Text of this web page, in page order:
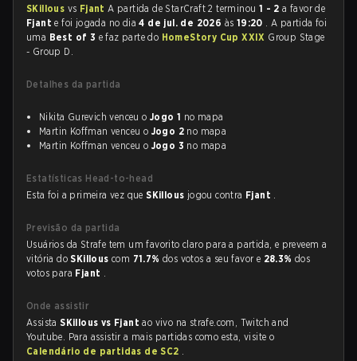
SKillous vs FjantA partida de StarCraft 2 terminou 1 - 2 a favor de
Fjante foi jogada no dia4 de jul. de 2026 às 19:20 . A partida foi
uma Best of 3 e faz parte do HomeStory Cup XXIX Group Stage
- Group D.
Detalhes da partida
Nikita Gurevich venceu o Jogo 1 no mapa
Martin Koffman venceu o Jogo 2 no mapa
Martin Koffman venceu o Jogo 3 no mapa
Estatísticas Head-to-head
Esta foi a primeira vez queSKillous jogou contra Fjant .
Previsão da partida
Usuários da Strafe tem um favorito claro para a partida, e preveem a
vitória doSKillouscom 71.7%dos votos a seu favor e 28.3%dos
votos para Fjant .
Onde assistir
AssistaSKillous vs Fjantao vivo na strafe.com, Twitch and
Youtube. Para assistir a mais partidas como esta, visite o
Calendário de partidas de SC2 .